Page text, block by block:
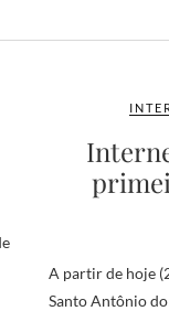
A partir de hoje
Santo Antônio